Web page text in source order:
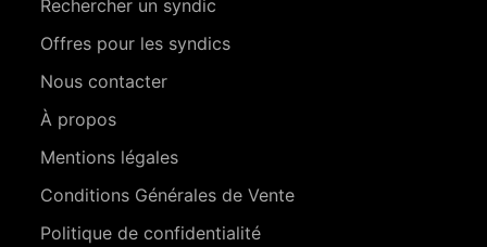
Rechercher un syndic
Offres pour les syndics
Nous contacter
À propos
Mentions légales
Conditions Générales de Vente
Politique de confidentialité